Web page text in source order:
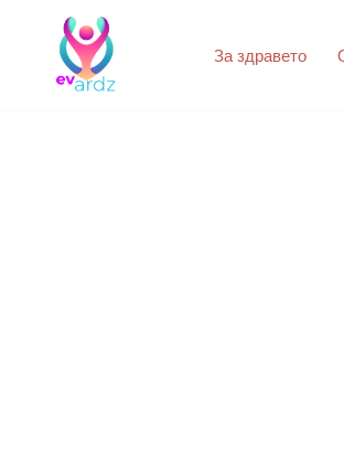
Продължете
За здравето